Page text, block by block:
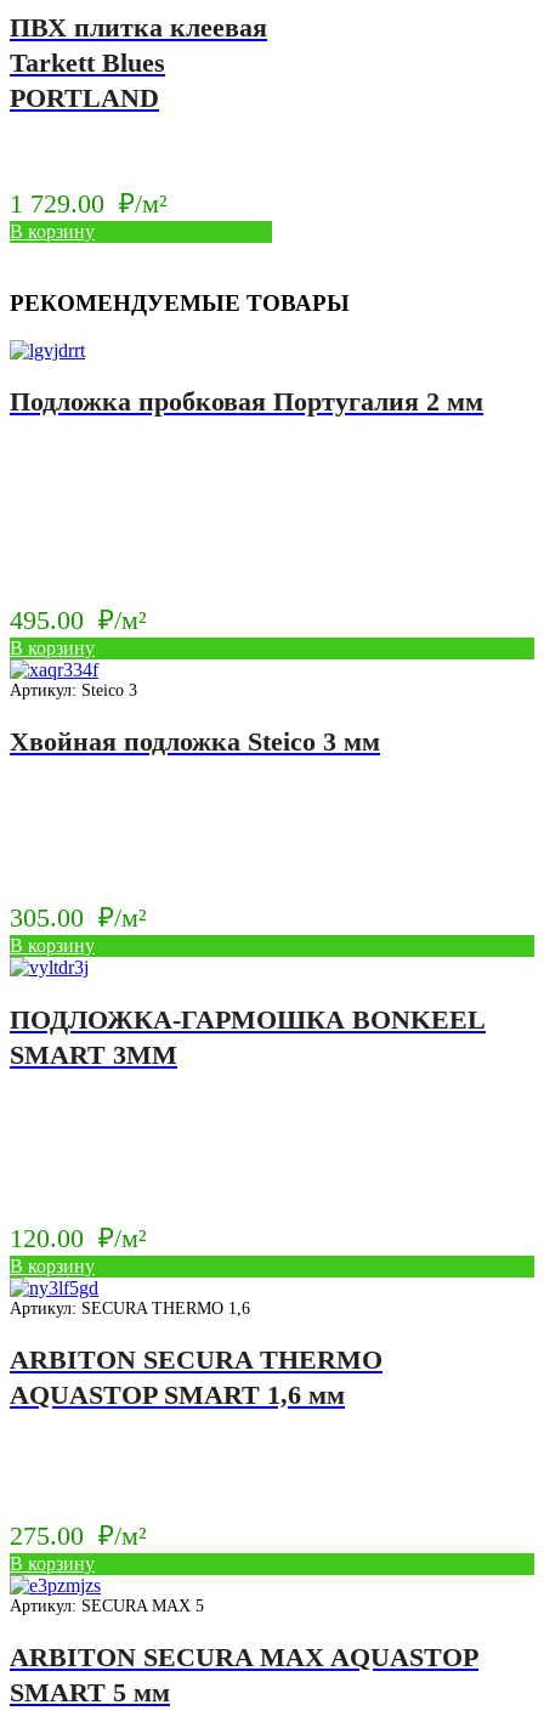
ПВХ плитка клеевая
Tarkett Blues
PORTLAND
1 729.00 ₽/м²
В корзину
РЕКОМЕНДУЕМЫЕ ТОВАРЫ
Подложка пробковая Португалия 2 мм
495.00 ₽/м²
В корзину
Артикул: Steico 3
Хвойная подложка Steico 3 мм
305.00 ₽/м²
В корзину
ПОДЛОЖКА-ГАРМОШКА BONKEEL
SMART 3ММ
120.00 ₽/м²
В корзину
Артикул: SECURA THERMO 1,6
ARBITON SECURA THERMO
AQUASTOP SMART 1,6 мм
275.00 ₽/м²
В корзину
Артикул: SECURA MAX 5
ARBITON SECURA MAX AQUASTOP
SMART 5 мм